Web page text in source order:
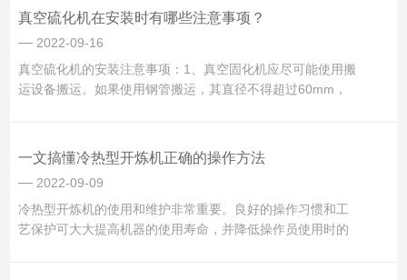
式磨辊轴承过热，温度超过100℃：1、滚筒工作面温度过
低，进给量过大，导...
真空硫化机在安装时有哪些注意事项？
2022-09-16
真空硫化机的安装注意事项：1、真空固化机应尽可能使用搬
运设备搬运。如果使用钢管搬运，其直径不得超过60mm，
仪校正纵向和横向水平。3、向油箱中加入抗磨液压油，油位
应达到油位计...
一文搞懂冷热型开炼机正确的操作方法
2022-09-09
冷热型开炼机的使用和维护非常重要。良好的操作习惯和工
艺保护可大大提高机器的使用寿命，并降低操作员使用时的